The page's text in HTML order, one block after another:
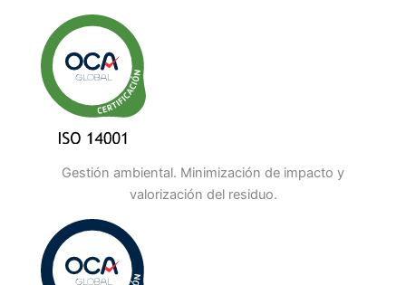
Gestión ambiental. Minimización de impacto y
valorización del residuo.